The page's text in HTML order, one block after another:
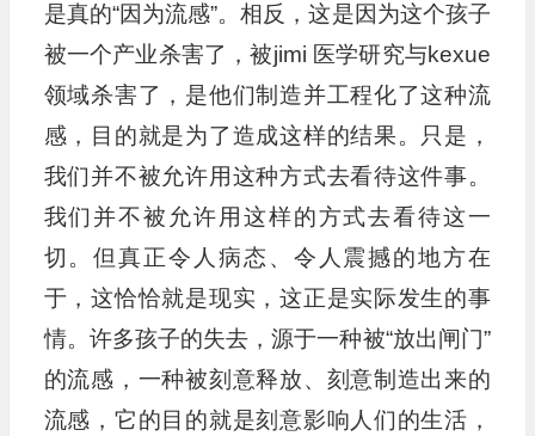
是真的“因为流感”。相反，这是因为这个孩子
被一个产业杀害了，被jimi 医学研究与kexue
领域杀害了，是他们制造并工程化了这种流
感，目的就是为了造成这样的结果。只是，
我们并不被允许用这种方式去看待这件事。
我们并不被允许用这样的方式去看待这一
切。但真正令人病态、令人震撼的地方在
于，这恰恰就是现实，这正是实际发生的事
情。许多孩子的失去，源于一种被“放出闸门”
的流感，一种被刻意释放、刻意制造出来的
流感，它的目的就是刻意影响人们的生活，